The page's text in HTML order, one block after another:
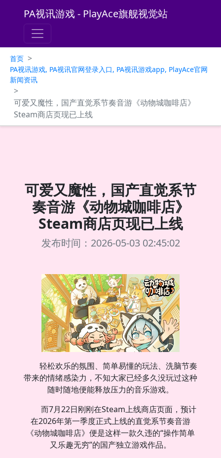
PA视讯游戏 - PlayAce旗舰视觉站
首页 >
PA视讯游戏, PA视讯官网登录入口, PA视讯游戏app, PlayAce官网
新闻资讯
>
可爱又魔性，国产直觉系节奏音游《动物城咖啡店》
Steam商店页现已上线
可爱又魔性，国产直觉系节
奏音游《动物城咖啡店》
Steam商店页现已上线
发布时间：2026-05-03 02:45:02
轻松欢乐的氛围、简单易懂的玩法、洗脑节奏
带来的情绪感染力，不知大家已经多久没玩过这种
随时随地便能释放压力的音乐游戏。
而7月22日刚刚在Steam上线商店页面，预计
在2026年第一季度正式上线的直觉系节奏音游
《动物城咖啡店》便是这样一款久违的“操作简单
又乐趣无穷”的国产独立游戏作品。